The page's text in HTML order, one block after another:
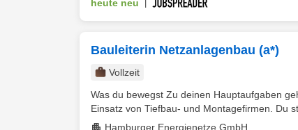
heute neu
Bauleiterin Netzanlagenbau (a*)
Vollzeit
Was du bewegst Zu deinen Hauptaufgaben
Einsatz von Tiefbau- und Montagefirmen. Du
Hamburger Energienetze GmbH